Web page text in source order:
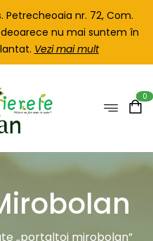
Petrecheoaia nr. 72, Com.
nu mai suntem în
Vezi mai mult
0
„portaltoi mirobolan”